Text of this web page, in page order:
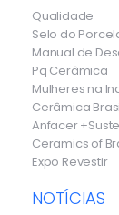
Qualidade
Selo do
Manual de
Pq Cerâmica
Mulheres na
Cerâmica
Anfacer
Ceramics of
Expo Revestir
NOTÍCIAS